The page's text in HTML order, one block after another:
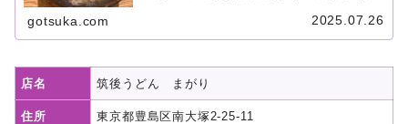
コシのある麺、出汁のきいたスープは相性抜群。優し
い味に包みこまれ日々の疲れも癒されました。
gotsuka.com 2025.07.26
店名 筑後うどん まがり
住所 東京都豊島区南大塚2-25-11